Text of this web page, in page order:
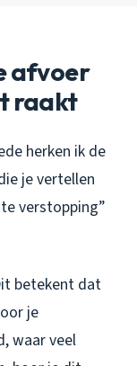
afvoer
raakt
herken ik de
je vertellen
verstopping”
betekent dat
je
waar veel